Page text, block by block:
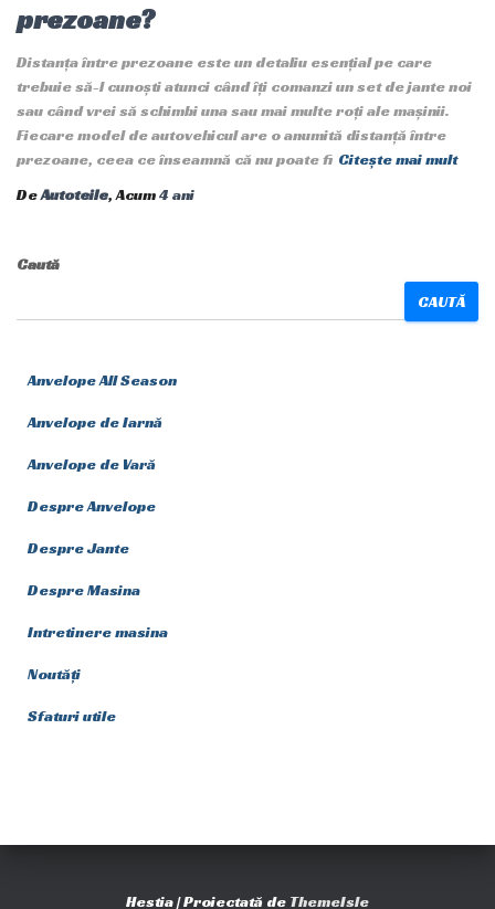
prezoane?
Distanța între prezoane este un detaliu esențial pe care
trebuie să-l cunoști atunci când îți comanzi un set de jante noi
sau când vrei să schimbi una sau mai multe roți ale mașinii.
Fiecare model de autovehicul are o anumită distanță între
prezoane, ceea ce înseamnă că nu poate fi Citește mai mult
DeAutoteile, Acum4 ani
Caută
CAUTĂ
Anvelope All Season
Anvelope de Iarnă
Anvelope de Vară
Despre Anvelope
Despre Jante
Despre Masina
Intretinere masina
Noutăți
Sfaturi utile
Hestia | Proiectată de ThemeIsle